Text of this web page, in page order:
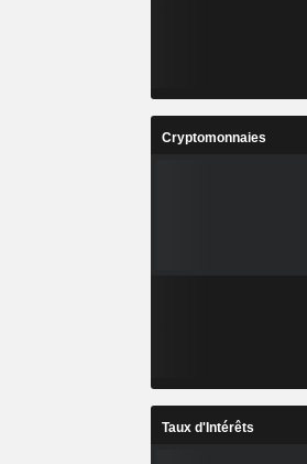
Cryptomonnaies
Taux d'Intérêts